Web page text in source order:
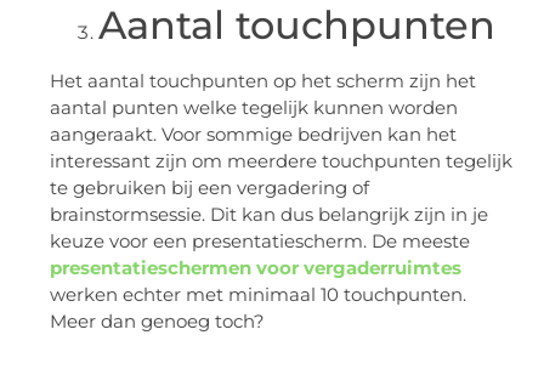
Aantal touchpunten
Het aantal touchpunten op het scherm zijn het
aantal punten welke tegelijk kunnen worden
aangeraakt. Voor sommige bedrijven kan het
interessant zijn om meerdere touchpunten tegelijk
te gebruiken bij een vergadering of
brainstormsessie. Dit kan dus belangrijk zijn in je
keuze voor een presentatiescherm. De meeste
presentatieschermen voor vergaderruimtes
werken echter met minimaal 10 touchpunten.
Meer dan genoeg toch?